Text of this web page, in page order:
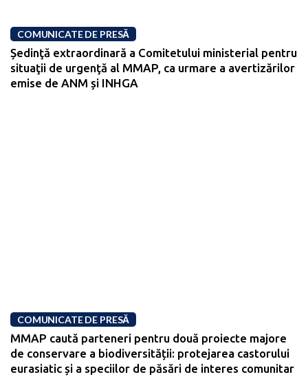
COMUNICATE DE PRESĂ
Ședinţă extraordinară a Comitetului ministerial pentru
situaţii de urgenţă al MMAP, ca urmare a avertizărilor
emise de ANM și INHGA
COMUNICATE DE PRESĂ
MMAP caută parteneri pentru două proiecte majore
de conservare a biodiversității: protejarea castorului
eurasiatic și a speciilor de păsări de interes comunitar